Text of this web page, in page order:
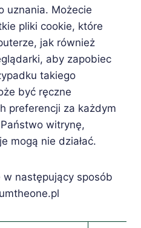
uznania. Możecie
pliki cookie, które
jak również
aby zapobiec
takiego
być ręczne
preferencji za każdym
witrynę,
mogą nie działać.
następujący sposób